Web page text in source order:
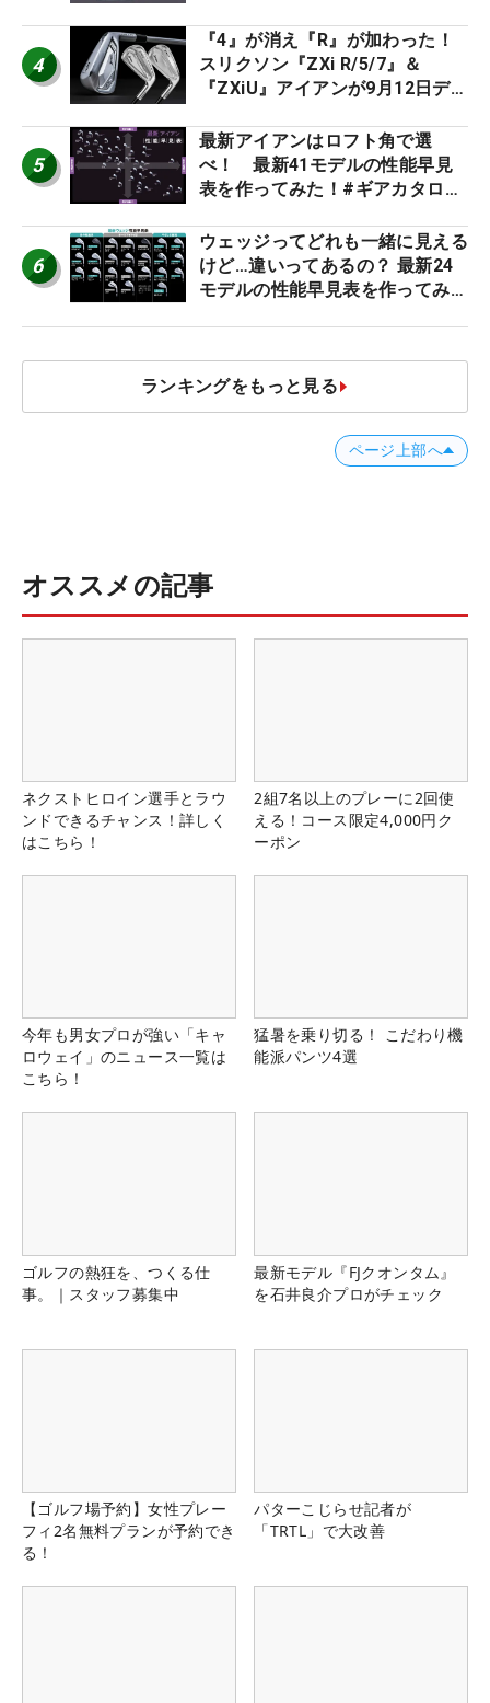
4
『4』が消え『R』が加わった！
スリクソン『ZXi R/5/7』＆
『ZXiU』アイアンが9月12日デ
5
最新アイアンはロフト角で選
べ！ 最新41モデルの性能早見
表を作ってみた！#ギアカタログ
6
ウェッジってどれも一緒に見える
けど…違いってあるの？ 最新24
モデルの性能早見表を作ってみ
ランキングをもっと見る
ページ上部へ
オススメの記事
ネクストヒロイン選手とラウ
ンドできるチャンス！詳しく
はこちら！
2組7名以上のプレーに2回使
える！コース限定4,000円ク
ーポン
今年も男女プロが強い「キャ
ロウェイ」のニュース一覧は
こちら！
猛暑を乗り切る！ こだわり機
能派パンツ4選
ゴルフの熱狂を、つくる仕
事。｜スタッフ募集中
最新モデル『FJクオンタム』
を石井良介プロがチェック
【ゴルフ場予約】女性プレー
フィ2名無料プランが予約でき
る！
パターこじらせ記者が
「TRTL」で大改善